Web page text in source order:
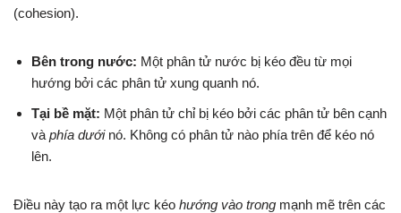
(cohesion).
Bên trong nước: Một phân tử nước bị kéo đều từ mọi
hướng bởi các phân tử xung quanh nó.
Tại bề mặt: Một phân tử chỉ bị kéo bởi các phân tử bên cạnh
và phía dướinó. Không có phân tử nào phía trên để kéo nó
lên.
Điều này tạo ra một lực kéo hướng vào trong mạnh mẽ trên các